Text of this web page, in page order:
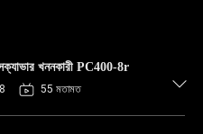
খননকারী PC400-8r
55 মতামত